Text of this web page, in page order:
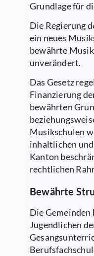
Grundlage für
Die Regierung
ein neues
bewährte
unverändert.
Das Gesetz
Finanzierung
bewährten
Musikschulen
inhaltlichen
Kanton
rechtlichen
Bewährte
Die
Jugendlichen